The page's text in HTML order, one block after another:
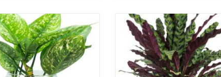
230.000₫.
là:
200.000₫.